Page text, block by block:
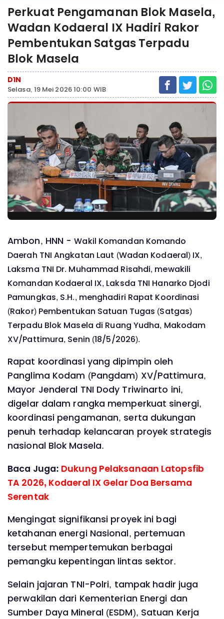
Perkuat Pengamanan Blok Masela,
Wadan Kodaeral IX Hadiri Rakor
Pembentukan Satgas Terpadu
Blok Masela
D1N
Selasa, 19 Mei 2026 10:00 WIB
Ambon, HNN -Wakil Komandan Komando
Daerah TNI Angkatan Laut (Wadan Kodaeral) IX,
Laksma TNI Dr. Muhammad Risahdi, mewakili
Komandan Kodaeral IX, Laksda TNI Hanarko Djodi
Pamungkas, S.H., menghadiri Rapat Koordinasi
(Rakor) Pembentukan Satuan Tugas (Satgas)
Terpadu Blok Masela di Ruang Yudha, Makodam
XV/Pattimura, Senin (18/5/2026).
Rapat koordinasi yang dipimpin oleh
Panglima Kodam (Pangdam) XV/Pattimura,
Mayor Jenderal TNI Dody Triwinarto ini,
digelar dalam rangka memperkuat sinergi,
koordinasi pengamanan, serta dukungan
penuh terhadap kelancaran proyek strategis
nasional Blok Masela.
Baca Juga: Dukung Pelaksanaan Latopsfib
TA 2026, Kodaeral IX Gelar Doa Bersama
Serentak
Mengingat signifikansi proyek ini bagi
ketahanan energi Nasional, pertemuan
tersebut mempertemukan berbagai
pemangku kepentingan lintas sektor.
Selain jajaran TNI-Polri, tampak hadir juga
perwakilan dari Kementerian Energi dan
Sumber Daya Mineral (ESDM), Satuan Kerja